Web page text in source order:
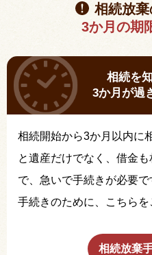
相続放
3か月の期
相続を
3か月が過
相続開始から3か月以内に
と遺産だけでなく、借金
で、急いで手続きが必要
手続きのために、こちらを
相続放棄